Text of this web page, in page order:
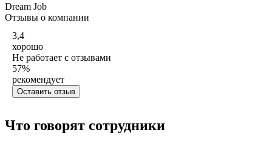
Dream Job
Отзывы о компании
3,4
хорошо
Не работает с отзывами
57%
рекомендует
Оставить отзыв
Что говорят сотрудники